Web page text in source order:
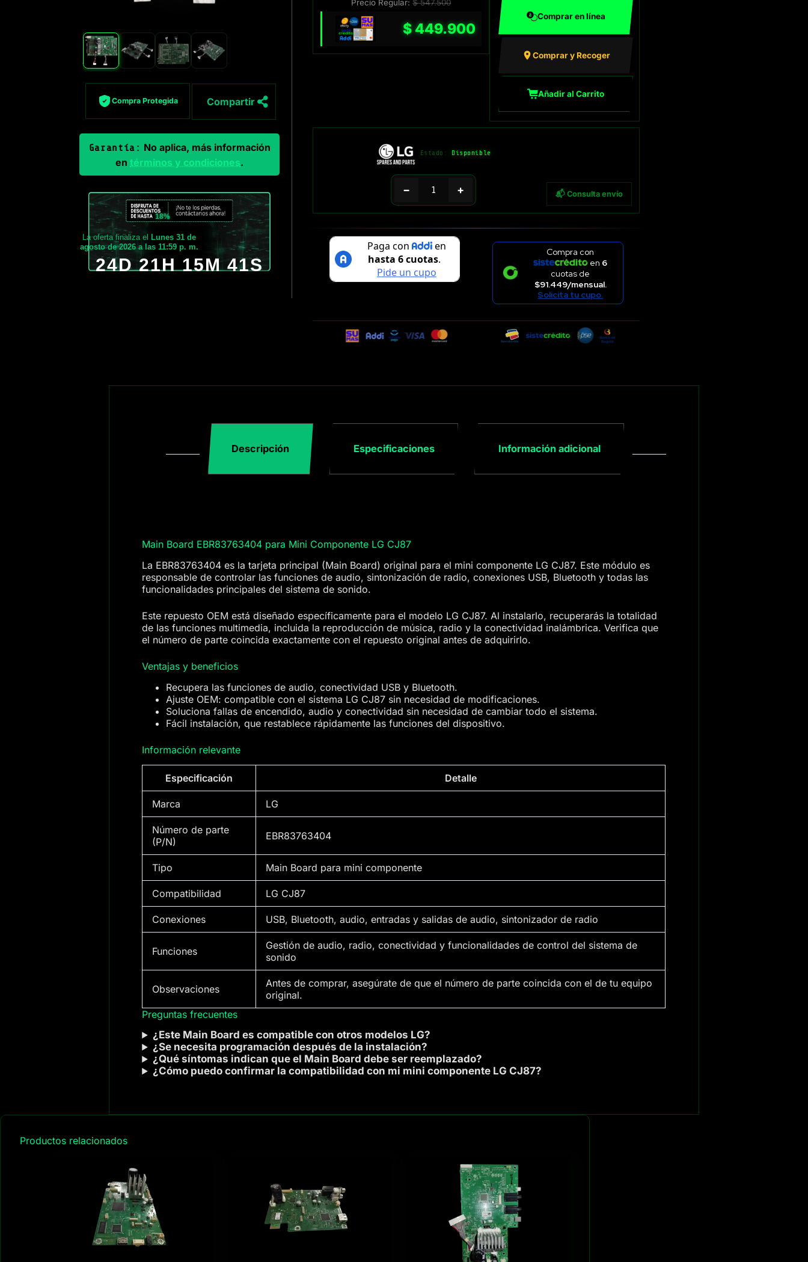
Compra Protegida Compartir
Garantía: No aplica, más información
entérminos y condiciones.
18%
La oferta finaliza el Lunes 31 de
agosto de 2026 a las 11:59 p. m.
24D 21H 15M 39S
Precio Regular:$547.500
$449.900
Comprar en línea
Comprar y Recoger
Añadir al Carrito
Estado: Disponible
− + 📬 Consulta envío
Compra con
en 6
cuotas de
$91.449/mensual.
Solicita tu cupo.
Descripción Especificaciones Información adicional
Main Board EBR83763404 para Mini Componente LG CJ87
La EBR83763404 es la tarjeta principal (Main Board) original para el mini componente LG CJ87. Este módulo es
responsable de controlar las funciones de audio, sintonización de radio, conexiones USB, Bluetooth y todas las
funcionalidades principales del sistema de sonido.
Este repuesto OEM está diseñado específicamente para el modelo LG CJ87. Al instalarlo, recuperarás la totalidad
de las funciones multimedia, incluida la reproducción de música, radio y la conectividad inalámbrica. Verifica que
el número de parte coincida exactamente con el repuesto original antes de adquirirlo.
Ventajas y beneficios
Recupera las funciones de audio, conectividad USB y Bluetooth.
Ajuste OEM: compatible con el sistema LG CJ87 sin necesidad de modificaciones.
Soluciona fallas de encendido, audio y conectividad sin necesidad de cambiar todo el sistema.
Fácil instalación, que restablece rápidamente las funciones del dispositivo.
Información relevante
Especificación Detalle
Marca LG
Número de parte
(P/N)
EBR83763404
Tipo Main Board para mini componente
Compatibilidad LG CJ87
Conexiones USB, Bluetooth, audio, entradas y salidas de audio, sintonizador de radio
Funciones
Gestión de audio, radio, conectividad y funcionalidades de control del sistema de
sonido
Observaciones
Antes de comprar, asegúrate de que el número de parte coincida con el de tu equipo
original.
Preguntas frecuentes
¿Este Main Board es compatible con otros modelos LG?
¿Se necesita programación después de la instalación?
¿Qué síntomas indican que el Main Board debe ser reemplazado?
¿Cómo puedo confirmar la compatibilidad con mi mini componente LG CJ87?
Productos relacionados